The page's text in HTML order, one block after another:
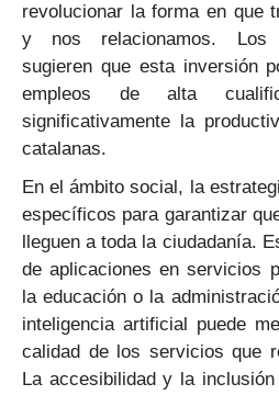
revolucionar la forma en que
y nos relacionamos. Los
sugieren que esta inversión
empleos de alta
significativamente la
catalanas.
En el ámbito social, la
específicos para garantizar
lleguen a toda la ciudadanía.
de aplicaciones en servicios
la educación o la
inteligencia artificial puede
calidad de los servicios que
La accesibilidad y la